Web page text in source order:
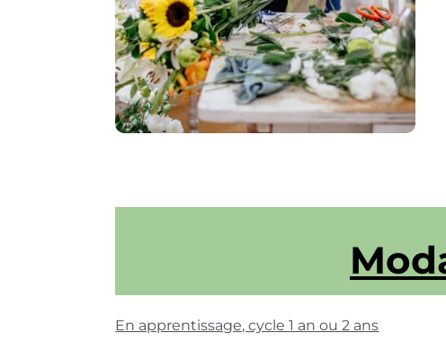
En apprentissage, cycle 1 an ou 2 ans